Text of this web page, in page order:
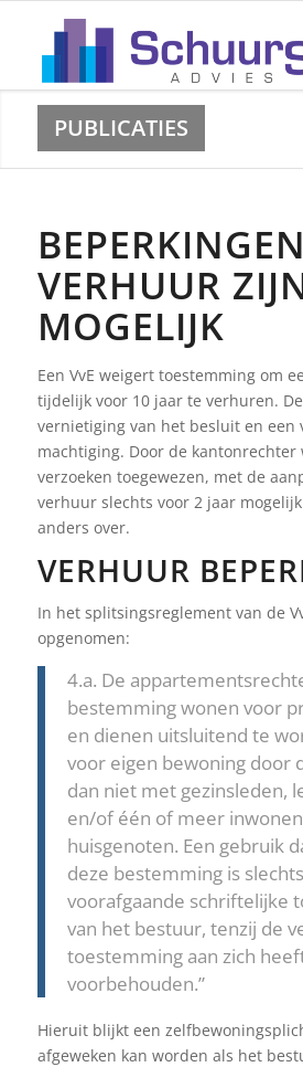
PUBLICATIES
VERHUUR
MOGELIJK
Een VvE weigert toestemming om
tijdelijk voor 10 jaar te verhuren.
vernietiging van het besluit en een
machtiging. Door de kantonrechter
verzoeken toegewezen, met de
verhuur slechts voor 2 jaar
anders over.
VERHUUR
In het splitsingsreglement van de
opgenomen:
4.a. De
bestemming wonen voor
en dienen uitsluitend te
voor eigen bewoning door
dan niet met gezinsleden,
en/of één of meer
huisgenoten. Een gebruik
deze bestemming is
voorafgaande schriftelijke
van het bestuur, tenzij de
toestemming aan zich
voorbehouden.”
Hieruit blijkt een
afgeweken kan worden als het